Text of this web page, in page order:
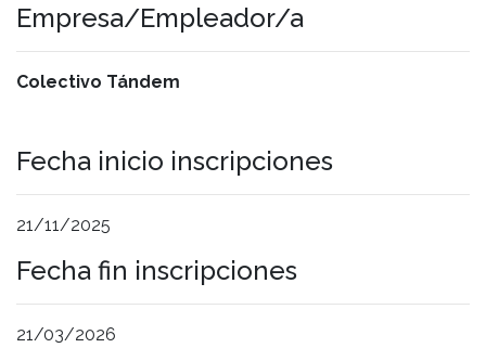
Empresa/Empleador/a
Colectivo Tándem
Fecha inicio inscripciones
21/11/2025
Fecha fin inscripciones
21/03/2026